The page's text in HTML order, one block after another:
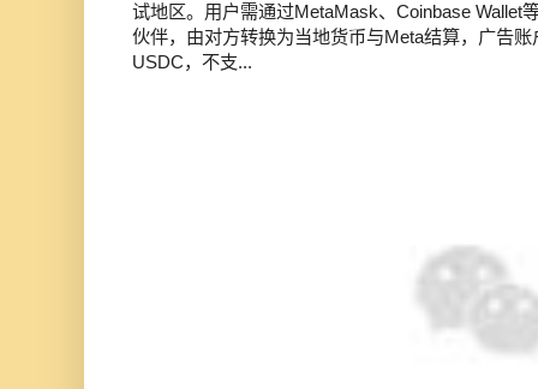
试地区。用户需通过MetaMask、Coinbase Wallet
伙伴，由对方转换为当地货币与Meta结算，广告
USDC，不支...